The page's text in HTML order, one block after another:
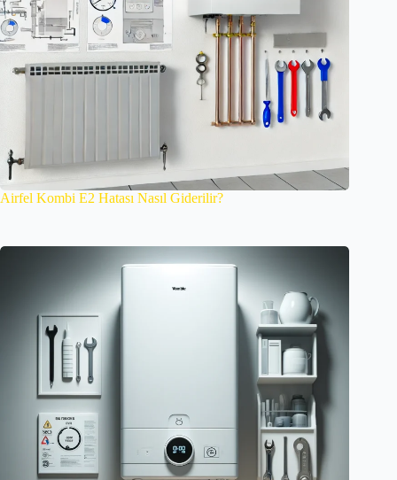
Airfel Kombi E2 Hatası Nasıl Giderilir?